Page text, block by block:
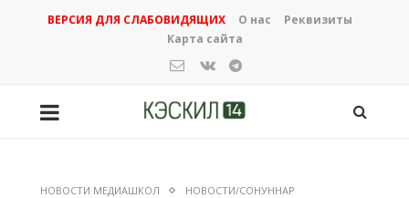
ВЕРСИЯ ДЛЯ СЛАБОВИДЯЩИХ О нас
Реквизиты
Карта сайта
НОВОСТИ МЕДИАШКОЛ НОВОСТИ/СОНУННАР